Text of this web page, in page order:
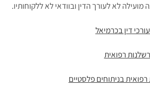
מועילה לא לעורך הדין ובוודאי לא ללקוחותיו.
דין בכרמיאל
רשלנות רפואית
רפואית בניתוחים פלסטיים